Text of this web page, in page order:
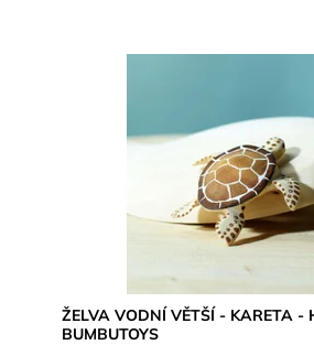
ŽELVA VODNÍ VĚTŠÍ - KARETA -
BUMBUTOYS